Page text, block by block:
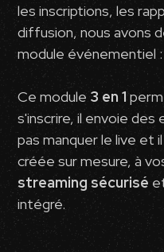
les inscriptions, les
diffusion, nous avons
module événementiel
Ce module 3 en 1
s'inscrire, il envoie des
pas manquer le live et
créée sur mesure, à
streaming sécurisé
intégré.